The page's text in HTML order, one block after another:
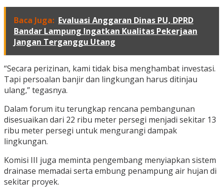
Baca Juga: Evaluasi Anggaran Dinas PU, DPRD
Bandar Lampung Ingatkan Kualitas Pekerjaan
Jangan Terganggu Utang
“Secara perizinan, kami tidak bisa menghambat investasi.
Tapi persoalan banjir dan lingkungan harus ditinjau
ulang,” tegasnya.
Dalam forum itu terungkap rencana pembangunan
disesuaikan dari 22 ribu meter persegi menjadi sekitar 13
ribu meter persegi untuk mengurangi dampak
lingkungan.
Komisi III juga meminta pengembang menyiapkan sistem
drainase memadai serta embung penampung air hujan di
sekitar proyek.